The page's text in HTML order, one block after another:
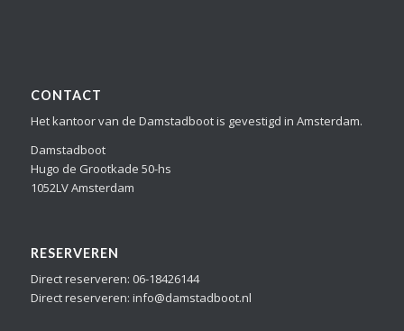
CONTACT
Het kantoor van de Damstadboot is gevestigd in Amsterdam.
Damstadboot
Hugo de Grootkade 50-hs
1052LV Amsterdam
RESERVEREN
Direct reserveren: 06-18426144
Direct reserveren: info@damstadboot.nl